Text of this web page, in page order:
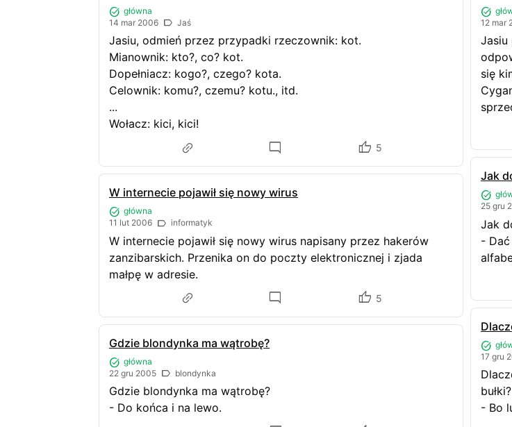
główna
14 mar 2006
Jaś
Jasiu, odmień przez przypadki rzeczownik: kot.
Mianownik: kto?, co? kot.
Dopełniacz: kogo?, czego? kota.
Celownik: komu?, czemu? kotu., itd.
...
Wołacz: kici, kici!
5
12 mar
Jasiu
się
W internecie pojawił się nowy wirus
główna
11 lut 2006
informatyk
W internecie pojawił się nowy wirus napisany przez hakerów
zanzibarskich. Przenika on do poczty elektronicznej i zjada
małpę w adresie.
5
Jak
25 gru
Jak
-
Gdzie blondynka ma wątrobę?
główna
22 gru 2005
blondynka
Gdzie blondynka ma wątrobę?
- Do końca i na lewo.
17 gru
bułki?
- Bo